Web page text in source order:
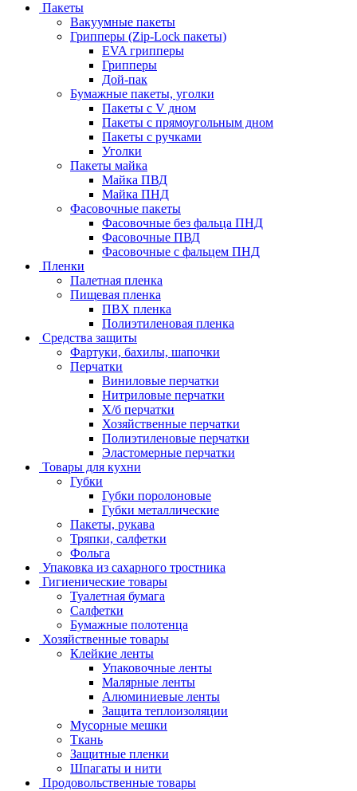
Пакеты
Вакуумные пакеты
Грипперы (Zip-Lock пакеты)
EVA грипперы
Грипперы
Дой-пак
Бумажные пакеты, уголки
Пакеты с V дном
Пакеты с прямоугольным дном
Пакеты с ручками
Уголки
Пакеты майка
Майка ПВД
Майка ПНД
Фасовочные пакеты
Фасовочные без фальца ПНД
Фасовочные ПВД
Фасовочные с фальцем ПНД
Пленки
Палетная пленка
Пищевая пленка
ПВХ пленка
Полиэтиленовая пленка
Средства защиты
Фартуки, бахилы, шапочки
Перчатки
Виниловые перчатки
Нитриловые перчатки
Х/б перчатки
Хозяйственные перчатки
Полиэтиленовые перчатки
Эластомерные перчатки
Товары для кухни
Губки
Губки поролоновые
Губки металлические
Пакеты, рукава
Тряпки, салфетки
Фольга
Упаковка из сахарного тростника
Гигиенические товары
Туалетная бумага
Салфетки
Бумажные полотенца
Хозяйственные товары
Клейкие ленты
Упаковочные ленты
Малярные ленты
Алюминиевые ленты
Защита теплоизоляции
Мусорные мешки
Ткань
Защитные пленки
Шпагаты и нити
Продовольственные товары